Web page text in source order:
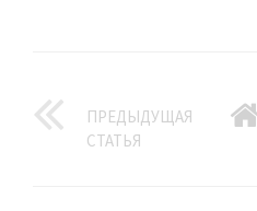
ПРЕДЫДУЩАЯ
СТАТЬЯ